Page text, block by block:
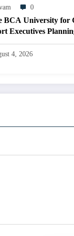
0
BCA University for
Executives
4, 2026